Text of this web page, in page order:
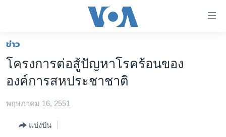
ต่อ
ข้าม
เนื้อหา
ข้าม
หน้าหลัก
โลก
เอเชีย
สหรัฐฯ
ไทย
ข่าว
โครงการต่อสู้ปัญหาโรคร้อนของ
องค์การสหประชาชาติ
พฤษภาคม 16, 2551
แบ่งปัน